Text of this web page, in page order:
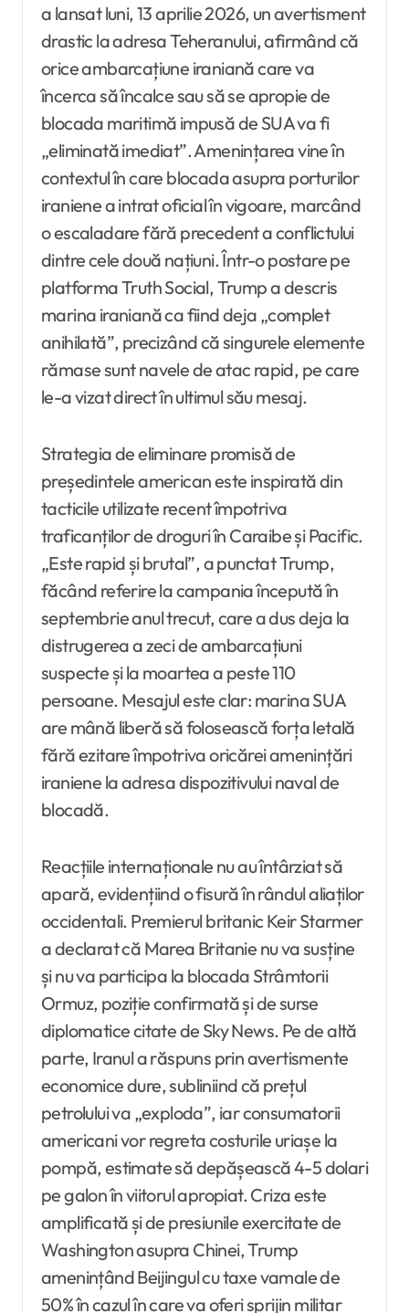
a lansat luni, 13 aprilie 2026, un avertisment
drastic la adresa Teheranului, afirmând că
orice ambarcațiune iraniană care va
încerca să încalce sau să se apropie de
blocada maritimă impusă de SUA va fi
„eliminată imediat”. Amenințarea vine în
contextul în care blocada asupra porturilor
iraniene a intrat oficial în vigoare, marcând
o escaladare fără precedent a conflictului
dintre cele două națiuni. Într-o postare pe
platforma Truth Social, Trump a descris
marina iraniană ca fiind deja „complet
anihilată”, precizând că singurele elemente
rămase sunt navele de atac rapid, pe care
le-a vizat direct în ultimul său mesaj.
Strategia de eliminare promisă de
președintele american este inspirată din
tacticile utilizate recent împotriva
traficanților de droguri în Caraibe și Pacific.
„Este rapid și brutal”, a punctat Trump,
făcând referire la campania începută în
septembrie anul trecut, care a dus deja la
distrugerea a zeci de ambarcațiuni
suspecte și la moartea a peste 110
persoane. Mesajul este clar: marina SUA
are mână liberă să folosească forța letală
fără ezitare împotriva oricărei amenințări
iraniene la adresa dispozitivului naval de
blocadă.
Reacțiile internaționale nu au întârziat să
apară, evidențiind o fisură în rândul aliaților
occidentali. Premierul britanic Keir Starmer
a declarat că Marea Britanie nu va susține
și nu va participa la blocada Strâmtorii
Ormuz, poziție confirmată și de surse
diplomatice citate de Sky News. Pe de altă
parte, Iranul a răspuns prin avertismente
economice dure, subliniind că prețul
petrolului va „exploda”, iar consumatorii
americani vor regreta costurile uriașe la
pompă, estimate să depășească 4-5 dolari
pe galon în viitorul apropiat. Criza este
amplificată și de presiunile exercitate de
Washington asupra Chinei, Trump
amenințând Beijingul cu taxe vamale de
50% în cazul în care va oferi sprijin militar